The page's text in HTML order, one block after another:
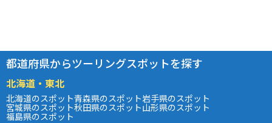
都道府県からツーリングスポットを探す
北海道・東北
北海道のスポット青森県のスポット岩手県のスポット
宮城県のスポット秋田県のスポット山形県のスポット
福島県のスポット